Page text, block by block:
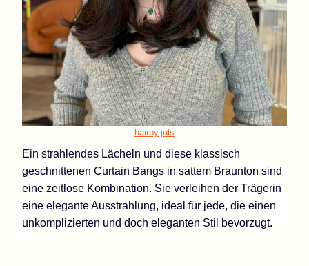
hairby.juls
Ein strahlendes Lächeln und diese klassisch
geschnittenen Curtain Bangs in sattem Braunton sind
eine zeitlose Kombination. Sie verleihen der Trägerin
eine elegante Ausstrahlung, ideal für jede, die einen
unkomplizierten und doch eleganten Stil bevorzugt.